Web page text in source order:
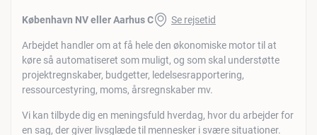
København NV eller Aarhus C Se rejsetid
Arbejdet handler om at få hele den økonomiske motor til at
køre så automatiseret som muligt, og som skal understøtte
projektregnskaber, budgetter, ledelsesrapportering,
ressourcestyring, moms, årsregnskaber mv.
Vi kan tilbyde dig en meningsfuld hverdag, hvor du arbejder for
en sag, der giver livsglæde til mennesker i svære situationer.